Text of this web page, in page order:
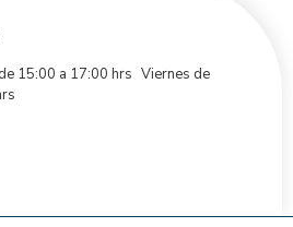
15:00 a 17:00 hrs Viernes de